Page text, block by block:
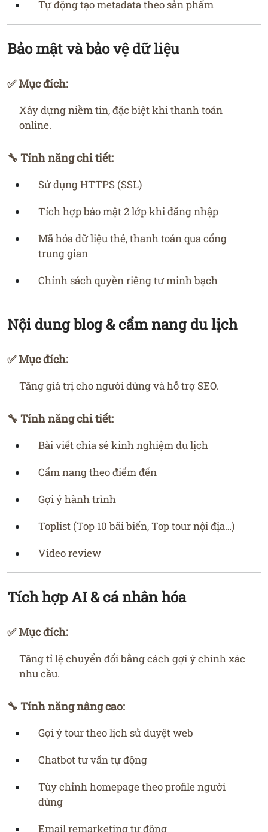
Tự động tạo metadata theo sản phẩm
Bảo mật và bảo vệ dữ liệu
✅ Mục đích:
Xây dựng niềm tin, đặc biệt khi thanh toán
online.
🔧 Tính năng chi tiết:
Sử dụng HTTPS (SSL)
Tích hợp bảo mật 2 lớp khi đăng nhập
Mã hóa dữ liệu thẻ, thanh toán qua cổng
trung gian
Chính sách quyền riêng tư minh bạch
Nội dung blog & cẩm nang du lịch
✅ Mục đích:
Tăng giá trị cho người dùng và hỗ trợ SEO.
🔧 Tính năng chi tiết:
Bài viết chia sẻ kinh nghiệm du lịch
Cẩm nang theo điểm đến
Gợi ý hành trình
Toplist (Top 10 bãi biển, Top tour nội địa…)
Video review
Tích hợp AI & cá nhân hóa
✅ Mục đích:
Tăng tỉ lệ chuyển đổi bằng cách gợi ý chính xác
nhu cầu.
🔧 Tính năng nâng cao:
Gợi ý tour theo lịch sử duyệt web
Chatbot tư vấn tự động
Tùy chỉnh homepage theo profile người
dùng
Email remarketing tự động